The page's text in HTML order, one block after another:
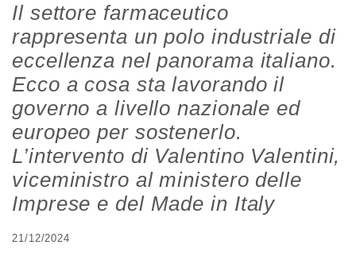
Il settore farmaceutico
rappresenta un polo industriale di
eccellenza nel panorama italiano.
Ecco a cosa sta lavorando il
governo a livello nazionale ed
europeo per sostenerlo.
L’intervento di Valentino Valentini,
viceministro al ministero delle
Imprese e del Made in Italy
21/12/2024